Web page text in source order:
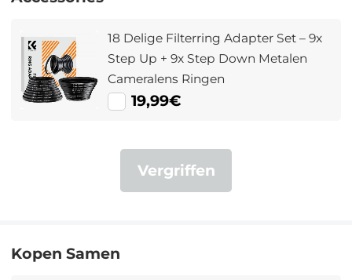
18 Delige Filterring Adapter Set – 9x
Step Up + 9x Step Down Metalen
Cameralens Ringen
19,99€
Vergriffen
Kopen Samen